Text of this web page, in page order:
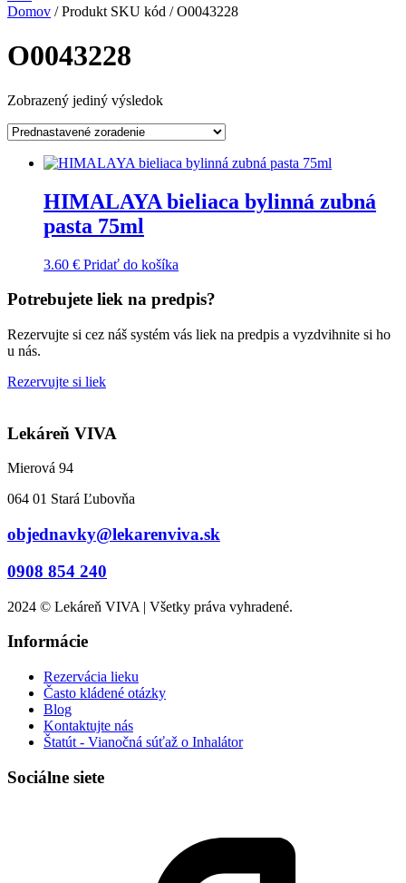
Domov / Produkt SKU kód / O0043228
O0043228
Zobrazený jediný výsledok
HIMALAYA bieliaca bylinná zubná
pasta 75ml
3.60 € Pridať do košíka
Potrebujete liek na predpis?
Rezervujte si cez náš systém vás liek na predpis a vyzdvihnite si ho
u nás.
Rezervujte si liek
Lekáreň VIVA
Mierová 94
064 01 Stará Ľubovňa
objednavky@lekarenviva.sk
0908 854 240
2024 © Lekáreň VIVA | Všetky práva vyhradené.
Informácie
Rezervácia lieku
Často kládené otázky
Blog
Kontaktujte nás
Štatút - Vianočná súťaž o Inhalátor
Sociálne siete